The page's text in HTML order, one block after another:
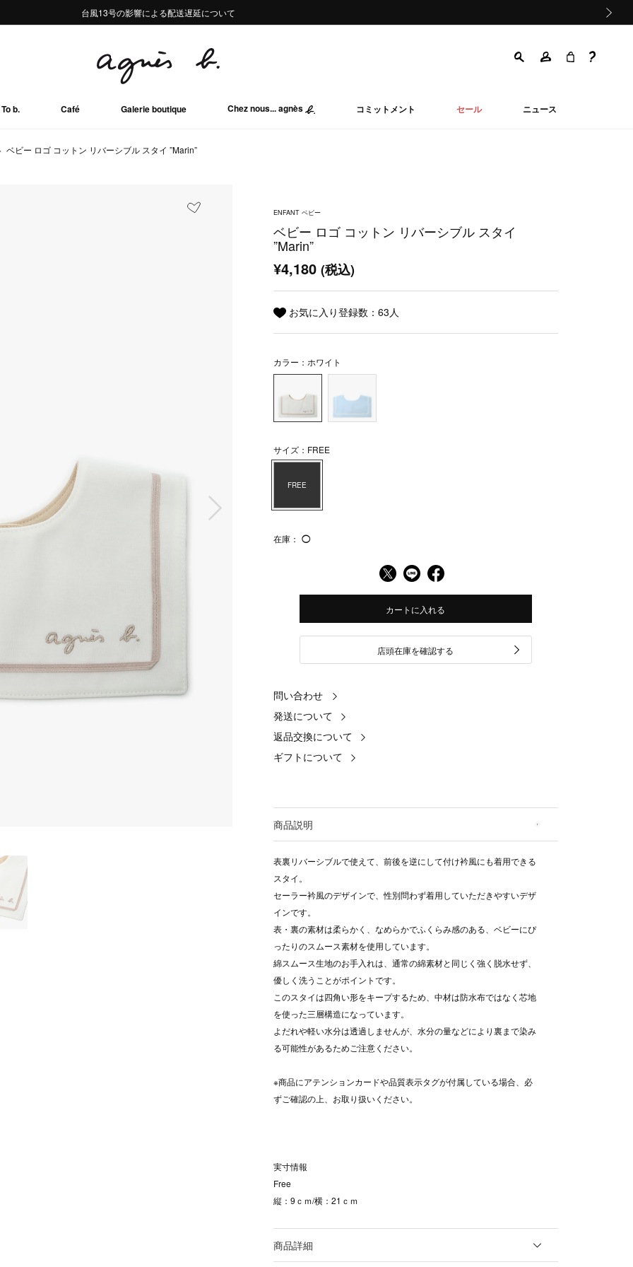
熊本地域地震の影響による配送遅延について
Summer Sale 2buy10%OFF!!
台風13号の影響による配送遅延について
熊本地域地震の影響による配送遅延について
Summer Sale 2buy10%OFF!!
To b. Café Galerie boutique Chez nous... agnès コミットメント セール ニュース
ベビー ロゴ コットン リバーシブル スタイ ”Marin”
ENFANT ベビー
ベビー ロゴ コットン リバーシブル スタイ
”Marin”
¥4,180(税込)
お気に入り登録数：63人
カラー：ホワイト
サイズ：FREE
FREE
在庫： ◯
カートに入れる
店頭在庫を確認する
問い合わせ
発送について
返品交換について
ギフトについて
商品説明
表裏リバーシブルで使えて、前後を逆にして付け衿風にも着用できる
スタイ。
セーラー衿風のデザインで、性別問わず着用していただきやすいデザ
インです。
表・裏の素材は柔らかく、なめらかでふくらみ感のある、ベビーにぴ
ったりのスムース素材を使用しています。
綿スムース生地のお手入れは、通常の綿素材と同じく強く脱水せず、
優しく洗うことがポイントです。
このスタイは四角い形をキープするため、中材は防水布ではなく芯地
を使った三層構造になっています。
よだれや軽い水分は透過しませんが、水分の量などにより裏まで染み
る可能性があるためご注意ください。
※商品にアテンションカードや品質表示タグが付属している場合、必
ずご確認の上、お取り扱いください。
実寸情報
Free
縦：9ｃｍ/横：21ｃｍ
商品詳細